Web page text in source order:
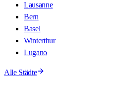
Lausanne
Bern
Basel
Winterthur
Lugano
Alle Städte